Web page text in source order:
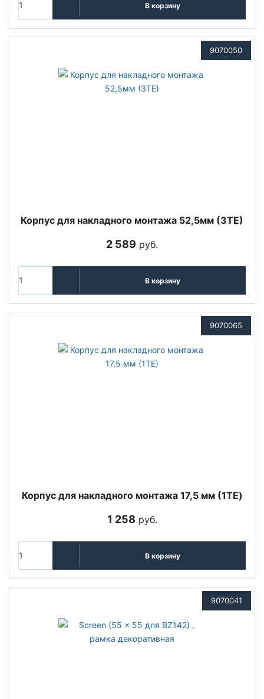
В корзину
9070050
Корпус для накладного монтажа 52,5мм (3ТЕ)
2 589 руб.
В корзину
9070065
Корпус для накладного монтажа 17,5 мм (1TE)
1 258 руб.
В корзину
9070041